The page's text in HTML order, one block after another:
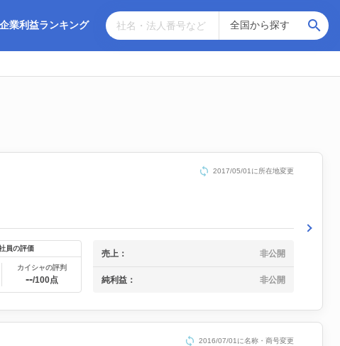
企業利益ランキング
2017/05/01に所在地変更
員の評価
カイシャの評判
--/100点
売上： 非公開
純利益： 非公開
2016/07/01に名称・商号変更